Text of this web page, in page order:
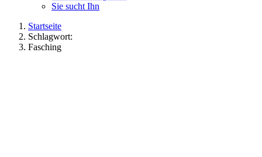
Sie sucht Ihn
Startseite
Schlagwort:
Fasching